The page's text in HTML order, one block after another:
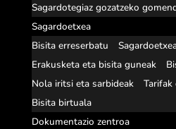
Sagardotegiaz gozatzeko
Sagardoetxea
Bisita erreserbatu
Erakusketa eta bisita guneak
Nola iritsi eta sarbideak
Bisita birtuala
Dokumentazio zentroa